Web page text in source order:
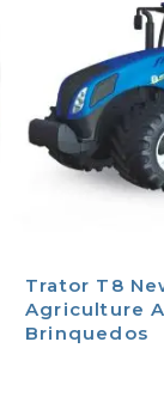
Trator T8
Agriculture
Brinquedos